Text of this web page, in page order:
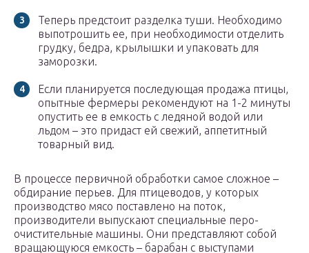
Теперь предстоит разделка туши. Необходимо
выпотрошить ее, при необходимости отделить
грудку, бедра, крылышки и упаковать для
заморозки.
Если планируется последующая продажа птицы,
опытные фермеры рекомендуют на 1-2 минуты
опустить ее в емкость с ледяной водой или
льдом – это придаст ей свежий, аппетитный
товарный вид.
В процессе первичной обработки самое сложное –
обдирание перьев. Для птицеводов, у которых
производство мясо поставлено на поток,
производители выпускают специальные перо-
очистительные машины. Они представляют собой
вращающуюся емкость – барабан с выступами